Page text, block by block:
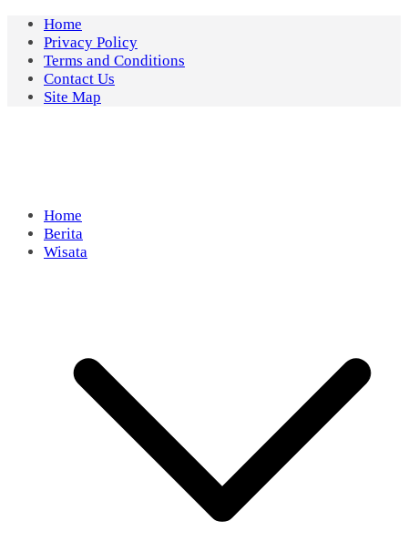
Skip
content
Home
Privacy Policy
Terms and Conditions
Contact Us
Site Map
Home
Berita
Wisata